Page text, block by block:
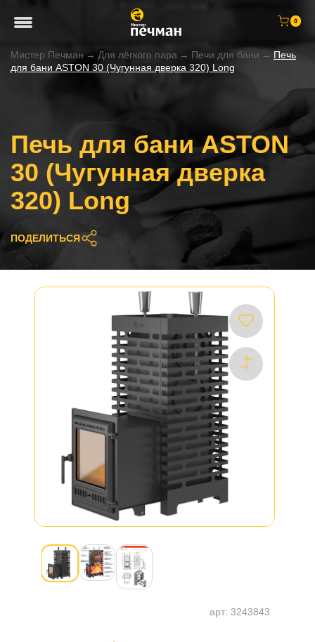
0
Мистер Печман → Для лёгкого пара → Печи для бани → Печь
для бани ASTON 30 (Чугунная дверка 320) Long
Печь для бани ASTON
30 (Чугунная дверка
320) Long
ПОДЕЛИТЬСЯ
арт: 3243843